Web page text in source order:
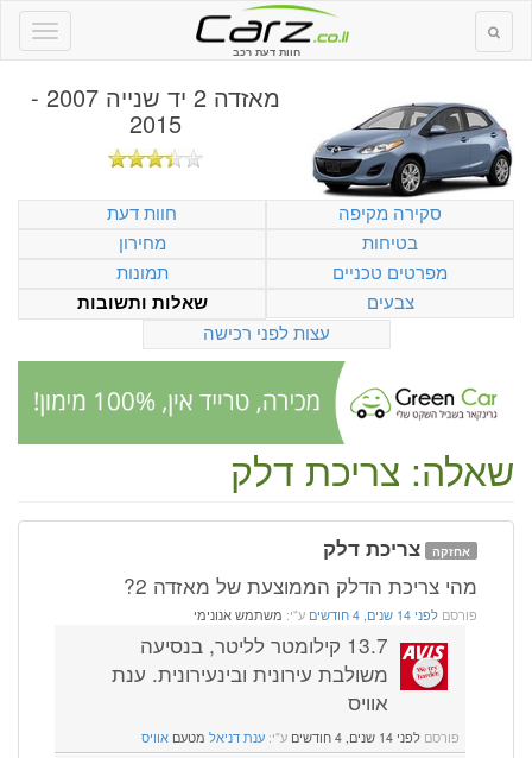
חוות דעת רכב
מאזדה 2 יד שנייה 2007 -
2015
סקירה מקיפה
חוות דעת
בטיחות
מחירון
מפרטים טכניים
תמונות
צבעים
שאלות ותשובות
עצות לפני רכישה
שאלה: צריכת דלק
אחזקה צריכת דלק
מהי צריכת הדלק הממוצעת של מאזדה 2?
פורסם לפני 14 שנים, 4 חודשים ע"י: משתמש אנונימי
13.7 קילומטר לליטר, בנסיעה
משולבת עירונית ובינעירונית. ענת
אוויס
פורסם לפני 14 שנים, 4 חודשים ע"י: ענת דניאל מטעם אוויס